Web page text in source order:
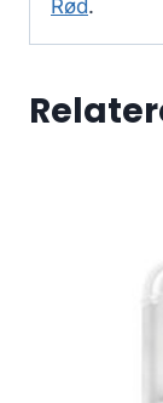
Rød.